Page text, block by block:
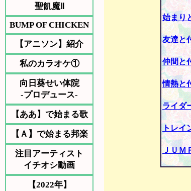
聖飢魔Ⅱ
BUMP OF CHICKEN
【アニソン】紹介
私のカラオケ①
向日葵せい体院
-プロデュース-
【ああ】で始まる歌
【Ａ】で始まる邦楽
注目アーティスト
イチオシ動画
【2022年】
始まり
友達と
仲間と
情熱と
ライダ
トレイ
ＪＵＭ